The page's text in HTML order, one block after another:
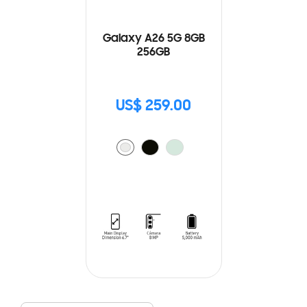
Galaxy A26 5G 8GB
256GB
US$ 259.00